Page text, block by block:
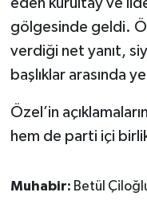
eden kurultay ve
gölgesinde geldi.
verdiği net yanıt,
başlıklar arasında
Özel’in
hem de parti içi
Muhabir: Betül